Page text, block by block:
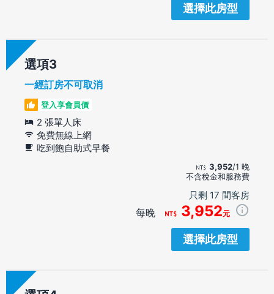
選擇此房型
選項
一經訂房不可取消
登入享會員價
2 張單人床
免費無線上網
吃到飽自助式早餐
3,952/1 晚
不含稅金和服務費
只剩 17 間客房
每晚 3,952元
選擇此房型